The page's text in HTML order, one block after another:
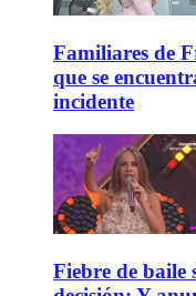
Familiares de
que se
incidente
Fiebre de baile